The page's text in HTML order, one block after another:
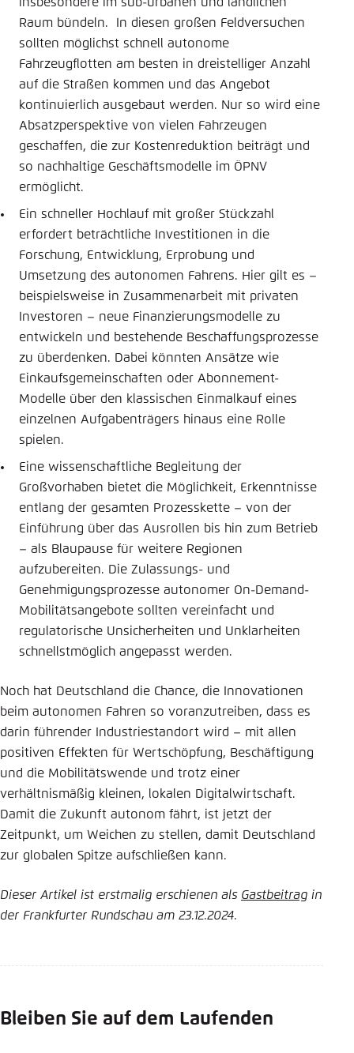
Raum bündeln. In diesen großen Feldversuchen
sollten möglichst schnell autonome
Fahrzeugflotten am besten in dreistelliger Anzahl
auf die Straßen kommen und das Angebot
kontinuierlich ausgebaut werden. Nur so wird eine
Absatzperspektive von vielen Fahrzeugen
geschaffen, die zur Kostenreduktion beiträgt und
so nachhaltige Geschäftsmodelle im ÖPNV
ermöglicht.
Ein schneller Hochlauf mit großer Stückzahl
erfordert beträchtliche Investitionen in die
Forschung, Entwicklung, Erprobung und
Umsetzung des autonomen Fahrens. Hier gilt es –
beispielsweise in Zusammenarbeit mit privaten
Investoren – neue Finanzierungsmodelle zu
entwickeln und bestehende Beschaffungsprozesse
zu überdenken. Dabei könnten Ansätze wie
Einkaufsgemeinschaften oder Abonnement-
Modelle über den klassischen Einmalkauf eines
einzelnen Aufgabenträgers hinaus eine Rolle
spielen.
Eine wissenschaftliche Begleitung der
Großvorhaben bietet die Möglichkeit, Erkenntnisse
entlang der gesamten Prozesskette – von der
Einführung über das Ausrollen bis hin zum Betrieb
– als Blaupause für weitere Regionen
aufzubereiten. Die Zulassungs- und
Genehmigungsprozesse autonomer On-Demand-
Mobilitätsangebote sollten vereinfacht und
regulatorische Unsicherheiten und Unklarheiten
schnellstmöglich angepasst werden.
Noch hat Deutschland die Chance, die Innovationen
beim autonomen Fahren so voranzutreiben, dass es
darin führender Industriestandort wird – mit allen
positiven Effekten für Wertschöpfung, Beschäftigung
und die Mobilitätswende und trotz einer
verhältnismäßig kleinen, lokalen Digitalwirtschaft.
Damit die Zukunft autonom fährt, ist jetzt der
Zeitpunkt, um Weichen zu stellen, damit Deutschland
zur globalen Spitze aufschließen kann.
Dieser Artikel ist erstmalig erschienen als Gastbeitrag in
der Frankfurter Rundschau am 23.12.2024.
Bleiben Sie auf dem Laufenden